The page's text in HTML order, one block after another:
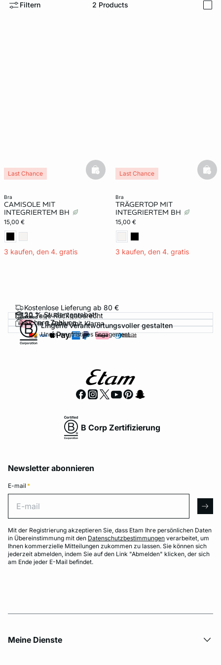
Filtern 2 Products
bra
CAMISOLE MIT
INTEGRIERTEM BH
15,00 €
3 kaufen, den 4. gratis
Last Chance basketfull
bra
TRÄGERTOP MIT
INTEGRIERTEM BH
15,00 €
3 kaufen, den 4. gratis
Last Chance
Kostenlose Lieferung ab 80 €
30 Tage Rückgaberecht
In 3 Raten mit Klarna
20 % Studentenrabatt
Sichere Zahlung
Lingerie verantwortungsvoller gestalten
Unser langfristiges Engagement
B Corp Zertifizierung
Newsletter abonnieren
E-mail *
Mit der Registrierung akzeptieren Sie, dass Etam Ihre persönlichen Daten
in Übereinstimmung mit den Datenschutzbestimmungen verarbeitet, um
Ihnen kommerzielle Mitteilungen zukommen zu lassen. Sie können sich
jederzeit abmelden, indem Sie auf den Link "Abmelden" klicken, der sich
am Ende jeder E-Mail befindet.
Meine Dienste